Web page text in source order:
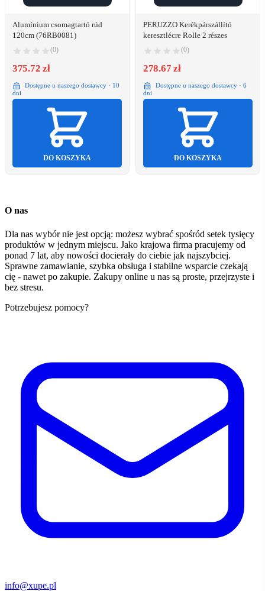
Alumínium csomagtartó rúd
120cm (76RB0081)
(0)
375.72 zł
Dostępne u naszego dostawcy · 10
dni
DO KOSZYKA
PERUZZO Kerékpárszállító
keresztlécre Rolle 2 részes
(0)
278.67 zł
Dostępne u naszego dostawcy · 6
dni
DO KOSZYKA
O nas
Dla nas wybór nie jest opcją: możesz wybrać spośród setek tysięcy
produktów w jednym miejscu. Jako krajowa firma pracujemy od
ponad 7 lat, aby nowości docierały do ciebie jak najszybciej.
Sprawne zamawianie, szybka obsługa i stabilne wsparcie czekają
cię - nawet po zakupie. Zakupy online u nas są proste, przejrzyste i
bez stresu.
Potrzebujesz pomocy?
info@xupe.pl